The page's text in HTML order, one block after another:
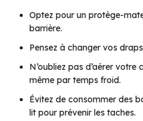
Optez pour un protège-
barrière.
Pensez à changer vos
N’oubliez pas d’aérer
même par temps froid.
Évitez de consommer des
lit pour prévenir les taches.